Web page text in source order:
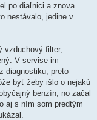
po diaľnici a znova
nestávalo, jedine v
vzduchový filter,
V servise im
diagnostiku, preto
byť žeby išlo o nejakú
benzín, no začal
aj s ním som predtým